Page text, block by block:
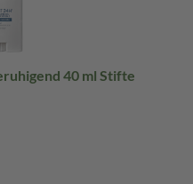
VICHY DEO Stick hautberuhigend 40 ml Stifte